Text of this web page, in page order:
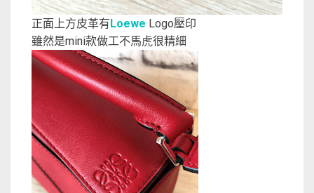
正面上方皮革有 Loewe Logo壓印
雖然是mini款做工不馬虎很精細